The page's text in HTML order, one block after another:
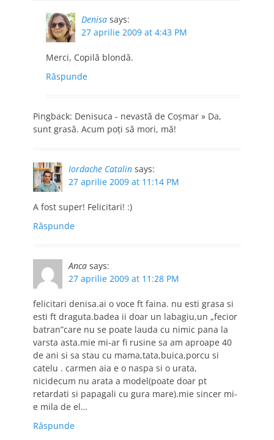
Denisa says:
27 aprilie 2009 at 4:43 PM
Merci, Copilă blondă.
Răspunde
Pingback: Denisuca - nevastă de Coşmar » Da,
sunt grasă. Acum poţi să mori, mă!
Iordache Catalin says:
27 aprilie 2009 at 11:14 PM
A fost super! Felicitari! :)
Răspunde
Anca says:
27 aprilie 2009 at 11:28 PM
felicitari denisa.ai o voce ft faina. nu esti grasa si
esti ft draguta.badea ii doar un labagiu,un „fecior
batran”care nu se poate lauda cu nimic pana la
varsta asta.mie mi-ar fi rusine sa am aproape 40
de ani si sa stau cu mama,tata,buica,porcu si
catelu . carmen aia e o naspa si o urata,
nicidecum nu arata a model(poate doar pt
retardati si papagali cu gura mare).mie sincer mi-
e mila de el…
Răspunde